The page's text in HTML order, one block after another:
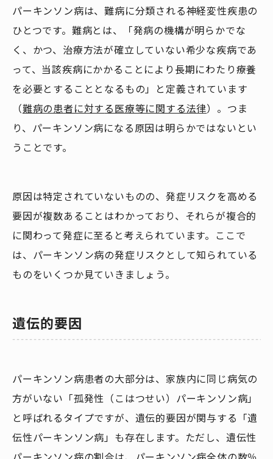
パーキンソン病は、難病に分類される神経変性疾患の
ひとつです。難病とは、「発病の機構が明らかでな
く、かつ、治療方法が確立していない希少な疾病であ
って、当該疾病にかかることにより長期にわたり療養
を必要とすることとなるもの」と定義されています
（難病の患者に対する医療等に関する法律）。つま
り、パーキンソン病になる原因は明らかではないとい
うことです。
原因は特定されていないものの、発症リスクを高める
要因が複数あることはわかっており、それらが複合的
に関わって発症に至ると考えられています。ここで
は、パーキンソン病の発症リスクとして知られている
ものをいくつか見ていきましょう。
遺伝的要因
パーキンソン病患者の大部分は、家族内に同じ病気の
方がいない「孤発性（こはつせい）パーキンソン病」
と呼ばれるタイプですが、遺伝的要因が関与する「遺
伝性パーキンソン病」も存在します。ただし、遺伝性